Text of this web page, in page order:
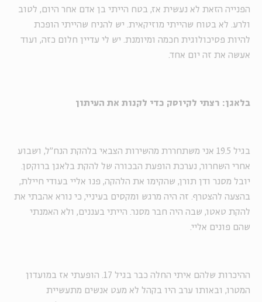
הפנייה הזאת לא נעשית אז, בטח הייתי בן אדם אחר היום, לטוב
ולרע. לא בטוח שהייתי מוזיקאית. יש להניח שהייתי הופכת
להיות פסיכולוגית חכמה ומיומנת. יש לי עדיין חלום כזה, ועוד
אעשה את זה יום אחד.
בלאגן: רצתי לקיוסק כדי לקנות את העיתון
בגיל 19.5 אני משתחררת מהשירות הצבאי בלהקת הנח"ל, ושבוע
אחרי השחרור, נערכת הופעת הבכורה של להקת בלאגן ברוקסן.
יובל מסנר ודן תורן, שהקימו את הלהקה, פנו אליי בעודי חיילת,
בהצעה להצטרף. זה היה מרגש ומקסים בעיניי, כי נורא אהבתי את
להקת טאטו, שבה היה חבר מסנר. הייתי בעננים, ולא האמנתי
שהם פונים אליי.
ההיכרות שלהם איתי החלה כבר בגיל 17. הופעתי אז במועדון
המטרו, ובאותו ערב היו בקהל לא מעט אנשים מתעשיית